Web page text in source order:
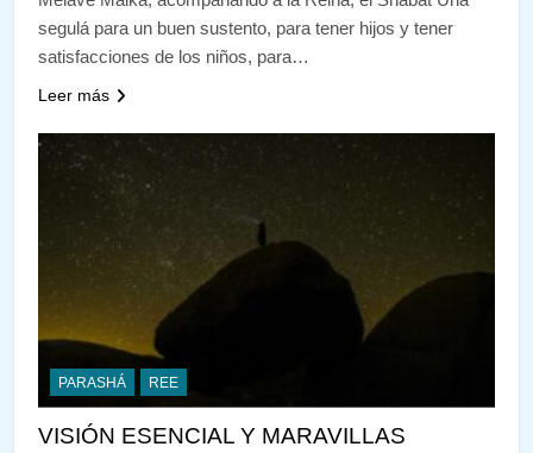
segulá para un buen sustento, para tener hijos y tener
satisfacciones de los niños, para…
Leer más
PARASHÁ REE
VISIÓN ESENCIAL Y MARAVILLAS